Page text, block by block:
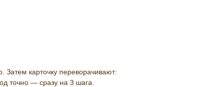
Затем карточку переворачивают:
точно — сразу на 3 шага.